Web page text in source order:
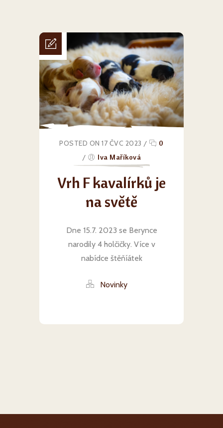
POSTED ON 17 ČVC 2023 /
0
/
Iva Maříková
Vrh F kavalírků je
na světě
Dne 15.7. 2023 se Berynce
narodily 4 holčičky. Více v
nabídce štěňíátek
Novinky